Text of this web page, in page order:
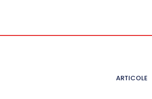
ARTICOLE